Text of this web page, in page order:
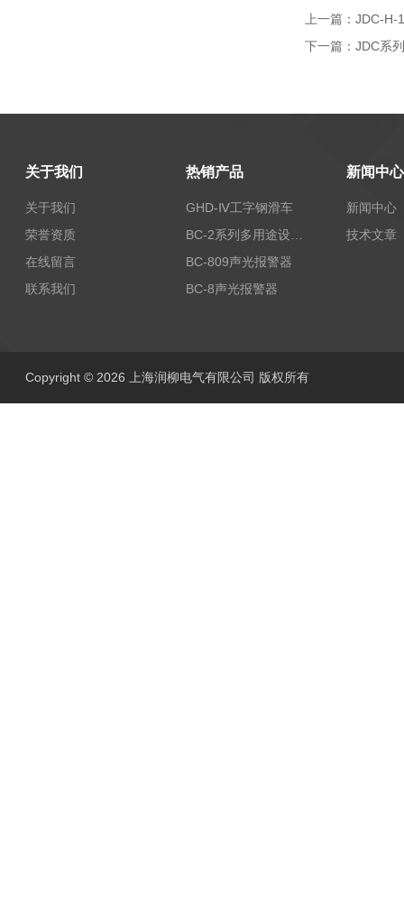
上一篇： JDC-H-
下一篇： JDC系
关于我们
关于我们
荣誉资质
在线留言
联系我们
热销产品
GHD-Ⅳ工字钢滑车
BC-809声光报警器
BC-8声光报警器
新闻中心
新闻中心
技术文章
Copyright © 2026 上海润柳电气有限公司 版权所有